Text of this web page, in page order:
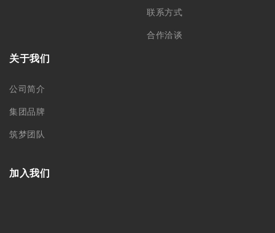
联系方式
合作洽谈
关于我们
公司简介
集团品牌
筑梦团队
加入我们